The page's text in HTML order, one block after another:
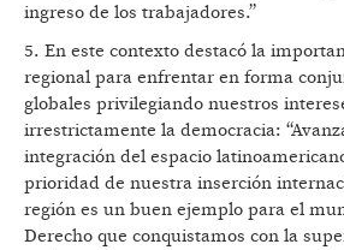
ingreso de los trabajadores.”
5. En este contexto destacó la
regional para enfrentar en forma
globales privilegiando nuestros
irrestrictamente la democracia:
integración del espacio
prioridad de nuestra inserción
región es un buen ejemplo para el
Derecho que conquistamos con la